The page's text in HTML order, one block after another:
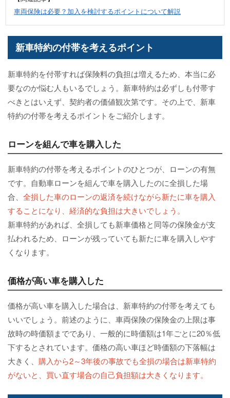
車両保険は必要？加入を検討するポイントについて解説
新車特約の付帯を考えるポイント
新車特約を付帯すれば保険料の負担は増えるため、本当に必
要なのか悩む人もいるでしょう。新車特約は必ずしも付帯す
べきとはいえず、契約者の価値観次第です。その上で、新車
特約の付帯を考えるポイントをご紹介します。
ローンを組んで車を購入した
新車特約の付帯を考えるポイントのひとつが、ローンの有無
です。自動車ローンを組んで車を購入したのに全損した場
合、 全損した車のローンの返済を続けながら新たに車を購入
することになり、経済的な負担は大きいでしょう。
新車特約があれば、全損しても新車価格と同等の保険金が支
払われるため、ローンが残っていても新たに車を購入しやす
くなります。
価格が高い車を購入した
価格が高い車を購入した場合は、新車特約の付帯を考えても
いいでしょう。前述のように、車両保険の保険金の上限は事
故時の時価額までであり、一般的に時価額は1年ごとに20％低
下するとされています。価格の高い車ほど時価額の下落幅は
大きく、 購入から2～3年後の事故でも全損の場合は新車特約
がないと、買い直す場合の自己負担額は大きくなります。